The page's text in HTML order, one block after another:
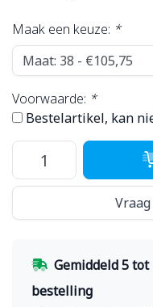
Maak een keuze: *
Voorwaarde: *
Bestelartikel, kan
Gemiddeld 5
bestelling